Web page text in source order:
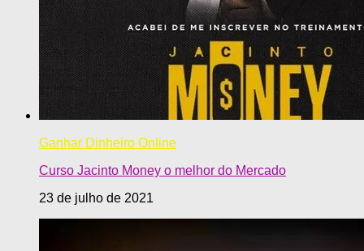
Ganhar Dinheiro Online
Curso Jacinto Money o melhor do Mercado
23 de julho de 2021